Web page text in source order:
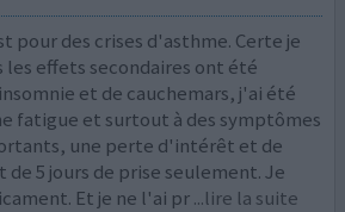
pour des crises d'asthme. Certe je
les effets secondaires ont été
et de cauchemars, j'ai été
fatigue et surtout à des symptômes
une perte d'intérêt et de
5 jours de prise seulement. Je
Et je ne l'ai pr...lire la suite